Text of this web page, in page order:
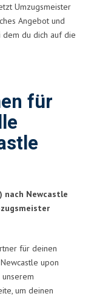
Umzugsmeister
Angebot und
du dich auf die
für
nach Newcastle
für deinen
upon
um deinen